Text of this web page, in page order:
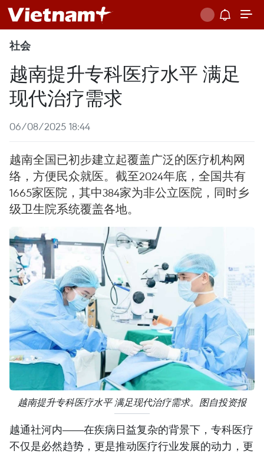
社会
越南提升专科医疗水平 满足
现代治疗需求
06/08/2025 18:44
越南全国已初步建立起覆盖广泛的医疗机构网
络，方便民众就医。截至2024年底，全国共有
1665家医院，其中384家为非公立医院，同时乡
级卫生院系统覆盖各地。
越南提升专科医疗水平 满足现代治疗需求。图自投资报
越通社河内——在疾病日益复杂的背景下，专科医疗
不仅是必然趋势，更是推动医疗行业发展的动力，更